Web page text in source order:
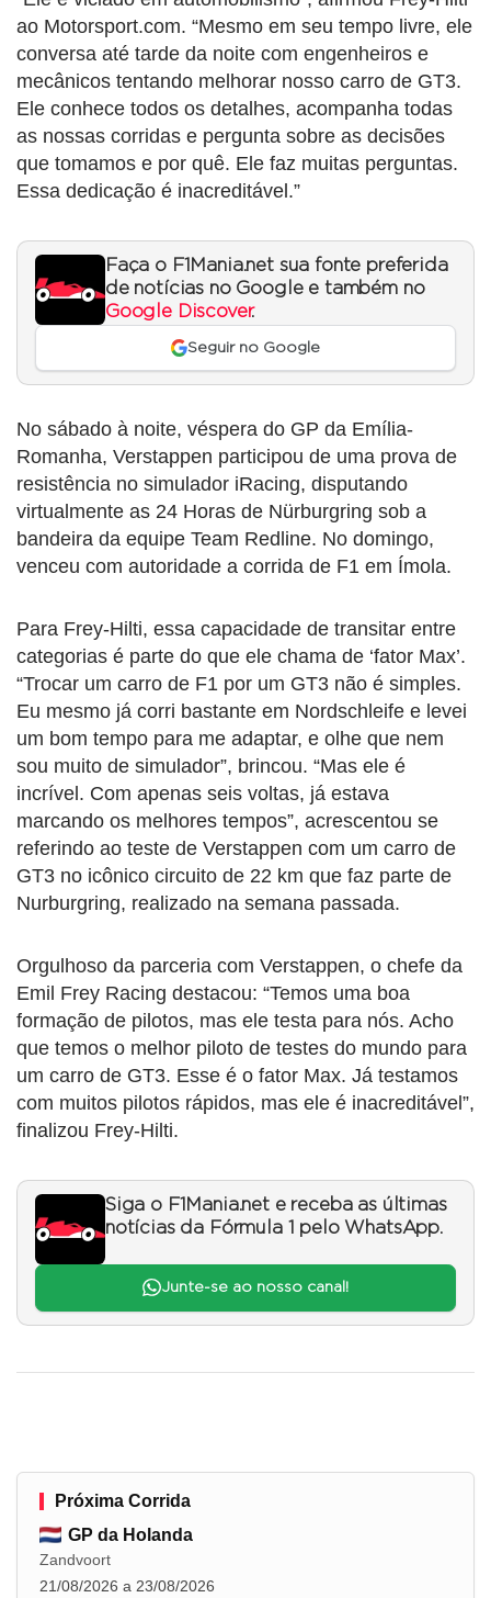
ao Motorsport.com. “Mesmo em seu tempo livre, ele
conversa até tarde da noite com engenheiros e
mecânicos tentando melhorar nosso carro de GT3.
Ele conhece todos os detalhes, acompanha todas
as nossas corridas e pergunta sobre as decisões
que tomamos e por quê. Ele faz muitas perguntas.
Essa dedicação é inacreditável.”
Faça o F1Mania.net sua fonte preferida
de notícias no Google e também no
Google Discover.
Seguir no Google
No sábado à noite, véspera do GP da Emília-
Romanha, Verstappen participou de uma prova de
resistência no simulador iRacing, disputando
virtualmente as 24 Horas de Nürburgring sob a
bandeira da equipe Team Redline. No domingo,
venceu com autoridade a corrida de F1 em Ímola.
Para Frey-Hilti, essa capacidade de transitar entre
categorias é parte do que ele chama de ‘fator Max’.
“Trocar um carro de F1 por um GT3 não é simples.
Eu mesmo já corri bastante em Nordschleife e levei
um bom tempo para me adaptar, e olhe que nem
sou muito de simulador”, brincou. “Mas ele é
incrível. Com apenas seis voltas, já estava
marcando os melhores tempos”, acrescentou se
referindo ao teste de Verstappen com um carro de
GT3 no icônico circuito de 22 km que faz parte de
Nurburgring, realizado na semana passada.
Orgulhoso da parceria com Verstappen, o chefe da
Emil Frey Racing destacou: “Temos uma boa
formação de pilotos, mas ele testa para nós. Acho
que temos o melhor piloto de testes do mundo para
um carro de GT3. Esse é o fator Max. Já testamos
com muitos pilotos rápidos, mas ele é inacreditável”,
finalizou Frey-Hilti.
Siga o F1Mania.net e receba as últimas
notícias da Fórmula 1 pelo WhatsApp.
Junte-se ao nosso canal!
Próxima Corrida
GP da Holanda
Zandvoort
21/08/2026 a 23/08/2026